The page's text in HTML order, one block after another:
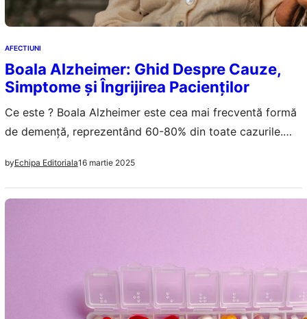
AFECTIUNI
Boala Alzheimer: Ghid Despre Cauze,
Simptome și Îngrijirea Pacienților
Ce este ? Boala Alzheimer este cea mai frecventă formă
de demență, reprezentând 60-80% din toate cazurile.
afectează memoria, gândirea și comportamentul. În timp,
distruge capacitatea de a îndeplini activitățile de zi cu zi
byEchipa Editoriala16 martie 2025